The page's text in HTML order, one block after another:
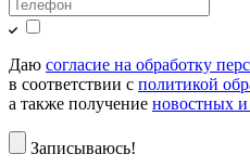
Даю согласие на обработку
в соответствии с политикой
а также получение новостных
Записываюсь!